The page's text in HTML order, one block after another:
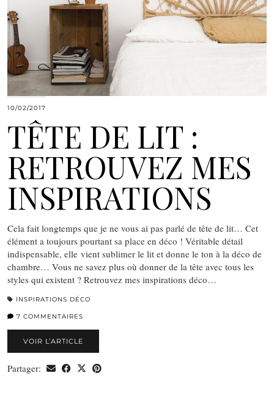
10/02/2017
TÊTE DE LIT :
RETROUVEZ MES
INSPIRATIONS
Cela fait longtemps que je ne vous ai pas parlé de tête de lit… Cet
élément a toujours pourtant sa place en déco ! Véritable détail
indispensable, elle vient sublimer le lit et donne le ton à la déco de
chambre… Vous ne savez plus où donner de la tête avec tous les
styles qui existent ? Retrouvez mes inspirations déco…
INSPIRATIONS DÉCO
7 COMMENTAIRES
VOIR L’ARTICLE
Partager: